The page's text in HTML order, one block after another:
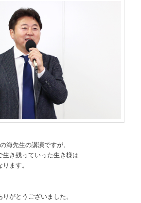
海先生の講演ですが、
き残っていった生き様は
ます。
がとうございました。